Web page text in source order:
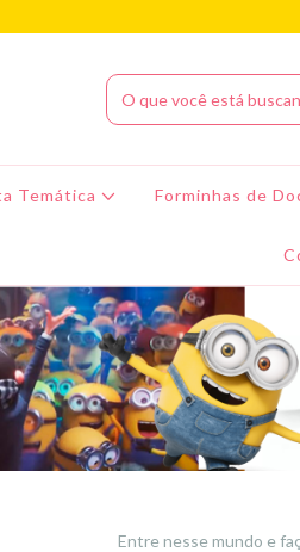
Temática Forminhas de
Entre nesse mundo e